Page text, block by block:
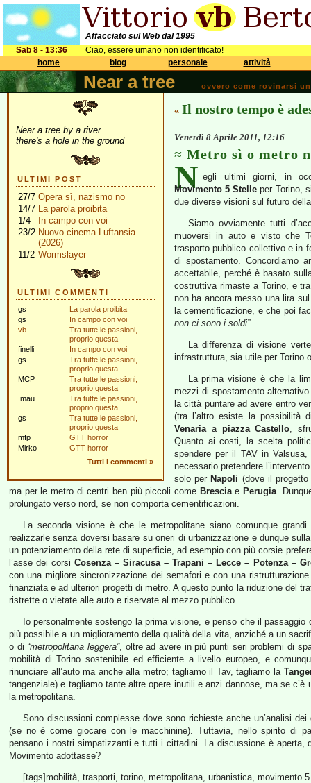
Affacciato sul Web dal 1995
Sab 8 - 13:36
Ciao, essere umano non identificato!
home
blog personale attività
Near a tree ovvero come rovinarsi
Near a tree by a river
there's a hole in the ground
ULTIMI POST
27/7 Opera sì, nazismo no
14/7 La parola proibita
1/4
In campo con voi
23/2 Nuovo cinema Luftansia
(2026)
11/2 Wormslayer
ULTIMI COMMENTI
gs
La parola proibita
gs
In campo con voi
vb
Tra tutte le passioni,
proprio questa
finelli
In campo con voi
gs
Tra tutte le passioni,
proprio questa
MCP
Tra tutte le passioni,
proprio questa
.mau.
Tra tutte le passioni,
proprio questa
gs
Tra tutte le passioni,
proprio questa
mfp
GTT horror
Mirko
GTT horror
Tutti i commenti »
« Il nostro tempo è
Venerdì 8 Aprile 2011, 12:16
Metro sì o metro
N egli ultimi giorni, in
Movimento 5 Stelle per Torino,
due diverse visioni sul futuro
Siamo ovviamente tutti
muoversi in auto e visto che
trasporto pubblico collettivo e in
di spostamento.
accettabile, perché è basato
costruttiva rimaste a Torino, e
non ha ancora messo una lira
la cementificazione, e che poi
non ci sono i soldi”.
La differenza di visione
infrastruttura, sia utile per Torino
La prima visione è che la
mezzi di spostamento
la città puntare ad avere entro
(tra l’altro esiste la possibilità
Venariaa piazza Castello,
Quanto ai costi, la scelta
spendere per il TAV in
necessario pretendere
solo per Napoli (dove il
ma per le metro di centri ben più piccoli come Bresciae Perugia.
prolungato verso nord, se non comporta cementificazioni.
La seconda visione è che le metropolitane siano comunque
realizzarle senza doversi basare su oneri di urbanizzazione e dunque
un potenziamento della rete di superficie, ad esempio con più corsie
l’asse dei corsiCosenza – Siracusa – Trapani – Lecce – Potenza –
con una migliore sincronizzazione dei semafori e con una
finanziata e ad ulteriori progetti di metro. A questo punto la riduzione del
ristrette o vietate alle auto e riservate al mezzo pubblico.
Io personalmente sostengo la prima visione, e penso che il
più possibile a un miglioramento della qualità della vita, anziché a un
o di “metropolitana leggera”, oltre ad avere in più punti seri problemi di
mobilità di Torino sostenibile ed efficiente a livello europeo, e
rinunciare all’auto ma anche alla metro; tagliamo il Tav, tagliamo la
tangenziale) e tagliamo tante altre opere inutili e anzi dannose, ma se
la metropolitana.
Sono discussioni complesse dove sono richieste anche un’analisi
(se no è come giocare con le macchinine). Tuttavia, nello spirito di
pensano i nostri simpatizzanti e tutti i cittadini. La discussione è
Movimento adottasse?
[tags]mobilità, trasporti, torino, metropolitana, urbanistica, movimento